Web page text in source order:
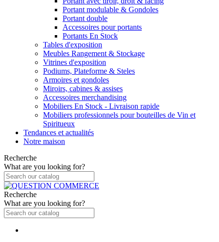
Portant modulable & Gondoles
Portant double
Accessoires pour portants
Portants En Stock
Tables d'exposition
Meubles Rangement & Stockage
Vitrines d'exposition
Podiums, Plateforme & Steles
Armoires et gondoles
Miroirs, cabines & assises
Accessoires merchandising
Mobiliers En Stock - Livraison rapide
Mobiliers professionnels pour bouteilles de Vin et
Spiritueux
Tendances et actualités
Notre maison
Recherche
What are you looking for?
Recherche
What are you looking for?